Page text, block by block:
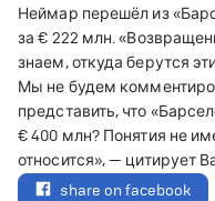
Неймар перешёл из
за € 222 млн.
знаем, откуда берутся
Мы не будем
представить, что
€ 400 млн? Понятия не
относится», — цитирует
share on facebook